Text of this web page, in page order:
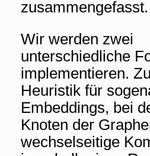
zusammengefasst.
Wir werden zwei
unterschiedliche
implementieren.
Heuristik für
Embeddings, bei
Knoten der
wechselseitige